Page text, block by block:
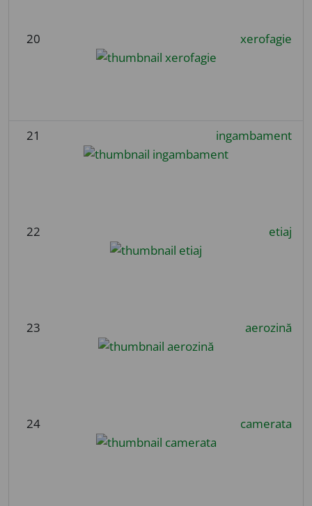
20 xerofagie
21 ingambament
22 etiaj
23 aerozină
24 camerata